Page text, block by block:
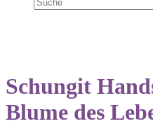
Schungit
Blume des